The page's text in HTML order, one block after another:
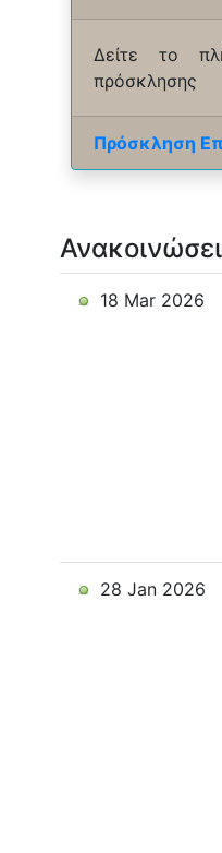
Δείτε το
πρόσκλησης
Πρόσκληση
18 Mar 2026
28 Jan 2026